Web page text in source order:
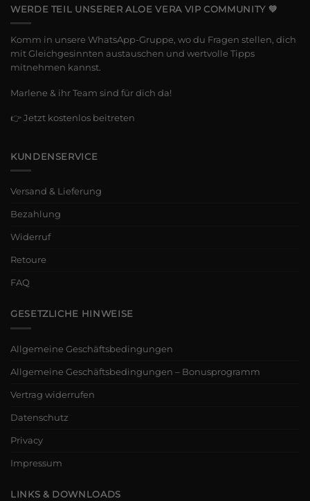
WERDE TEIL UNSERER ALOE VERA VIP COMMUNITY 💚
Komm in unsere WhatsApp-Gruppe, wo du Fragen stellen, dich
mit Gleichgesinnten austauschen und wertvolle Tipps
mitnehmen kannst.
Marlene & ihr Team sind für dich da!
👉 Jetzt kostenlos beitreten
KUNDENSERVICE
Versand & Lieferung
Bezahlung
Widerruf
Retoure
FAQ
GESETZLICHE HINWEISE
Allgemeine Geschäftsbedingungen
Allgemeine Geschäftsbedingungen – Bonusprogramm
Vertrag widerrufen
Datenschutz
Privacy
Impressum
LINKS & DOWNLOADS